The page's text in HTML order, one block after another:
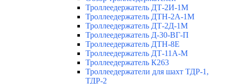
Троллеедержатель ДТ-2И-1М
Троллеедержатель ДТН-2А-1М
Троллеедержатель ДТ-2Д-1М
Троллеедержатель Д-30-ВГ-П
Троллеедержатель ДТН-8Е
Троллеедержатель ДТ-11А-М
Троллеедержатель К263
Троллеедержатели для шахт ТДР-1,
ТДР-2